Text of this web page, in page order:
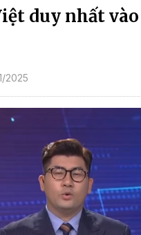
duy nhất
2025